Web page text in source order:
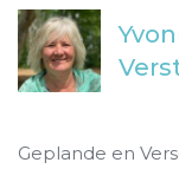
Geplande en